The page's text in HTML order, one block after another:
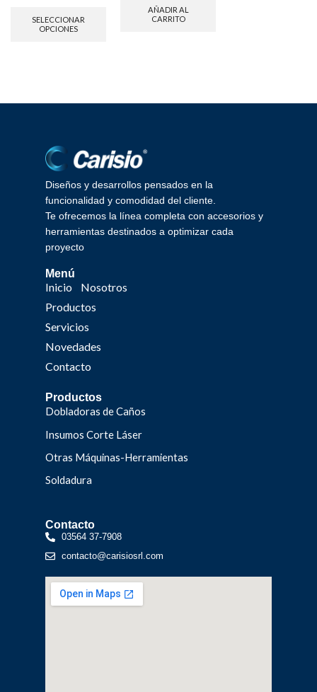
SELECCIONAR
OPCIONES
AÑADIR AL
CARRITO
Diseños y desarrollos pensados en la
funcionalidad y comodidad del cliente.
Te ofrecemos la línea completa con accesorios y
herramientas destinados a optimizar cada
proyecto
Menú
Inicio
Nosotros
Productos
Servicios
Novedades
Contacto
Productos
Dobladoras de Caños
Insumos Corte Láser
Otras Máquinas-Herramientas
Soldadura
Contacto
03564 37-7908
contacto@carisiosrl.com